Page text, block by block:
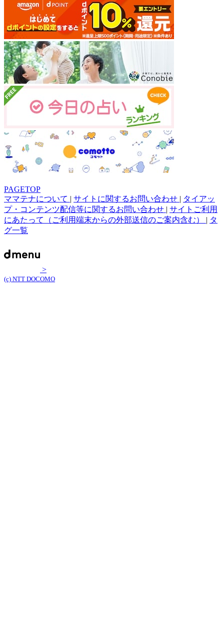
PAGETOP
ママテナについて | サイトに関するお問い合わせ | タイアッ
プ・コンテンツ配信等に関するお問い合わせ | サイトご利用
にあたって（ご利用端末からの外部送信のご案内含む） | タ
グ一覧
>
(c) NTT DOCOMO